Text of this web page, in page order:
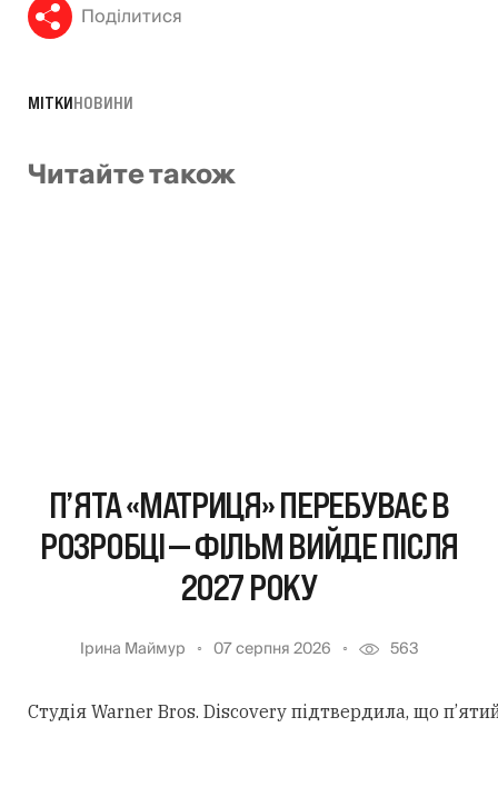
Поділитися
МІТКИНОВИНИ
Читайте також
П’ЯТА «МАТРИЦЯ» ПЕРЕБУВАЄ В
РОЗРОБЦІ — ФІЛЬМ ВИЙДЕ ПІСЛЯ
2027 РОКУ
Ірина Маймур 07 серпня 2026 563
Студія Warner Bros. Discovery підтвердила, що